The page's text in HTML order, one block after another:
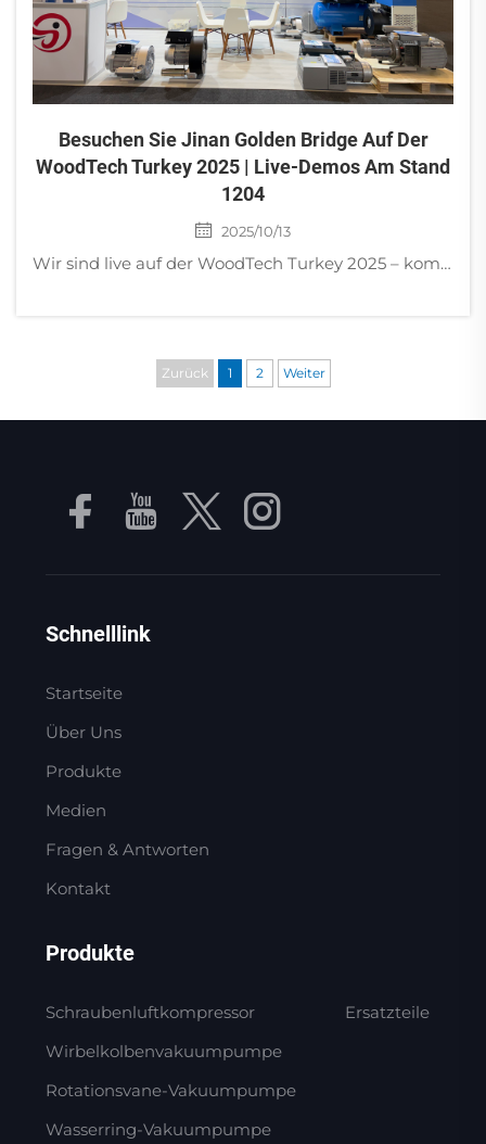
Besuchen Sie Jinan Golden Bridge Auf Der
WoodTech Turkey 2025 | Live-Demos Am Stand
1204
2025/10/13
Wir sind live auf der WoodTech Turkey 2025 – kommen Sie und sehen Sie unsere Geräte in Aktion! Jinan Golden Bridge Precision Machinery freut sich, vor Ort auf der WoodTech Turkey 2025 in Istanbul zu sein! Vom 11. bis 15. Oktober besuchen Sie uns am Stand ...
Zurück 1 2 Weiter
Schnelllink
Startseite
Über Uns
Produkte
Medien
Fragen & Antworten
Kontakt
Produkte
Schraubenluftkompressor
Wirbelkolbenvakuumpumpe
Rotationsvane-Vakuumpumpe
Wasserring-Vakuumpumpe
Ersatzteile